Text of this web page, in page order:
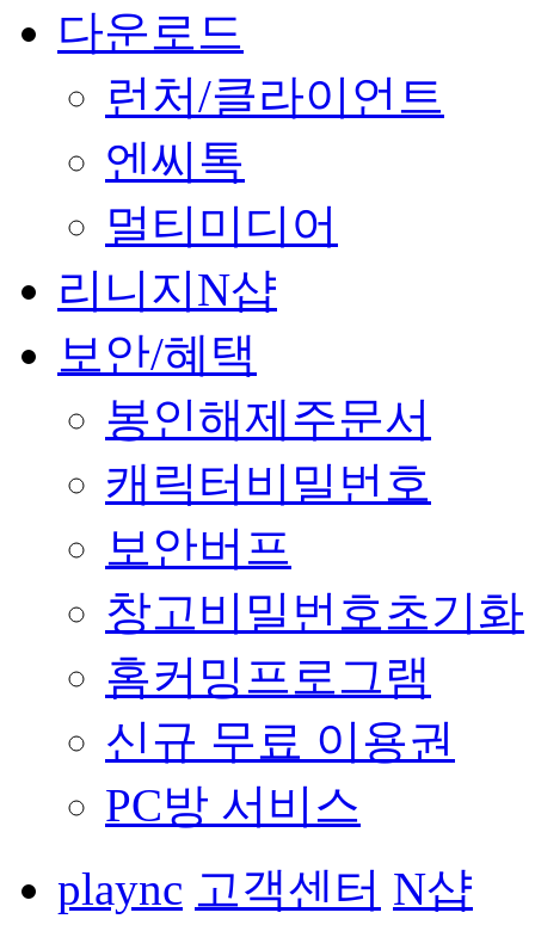
다운로드
런처/클라이언트
엔씨톡
멀티미디어
리니지N샵
보안/혜택
봉인해제주문서
캐릭터비밀번호
보안버프
창고비밀번호초기화
홈커밍프로그램
신규 무료 이용권
PC방 서비스
plaync 고객센터 N샵